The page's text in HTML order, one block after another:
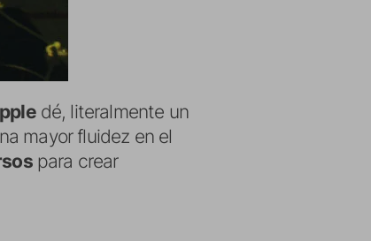
dé, literalmente un
mayor fluidez en el
para crear